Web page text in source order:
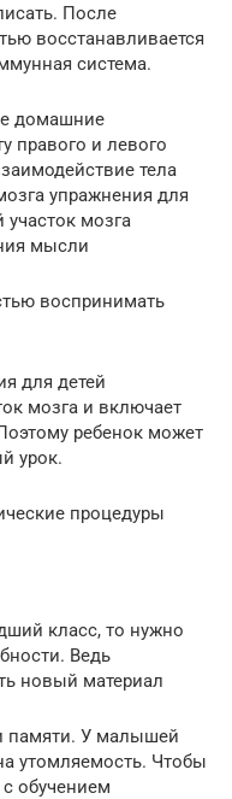
После
восстанавливается
система.
домашние
правого и левого
тела
упражнения для
мозга
мысли
воспринимать
для детей
мозга и включает
ребенок может
урок.
процедуры
класс, то нужно
Ведь
новый материал
памяти. У малышей
утомляемость. Чтобы
обучением